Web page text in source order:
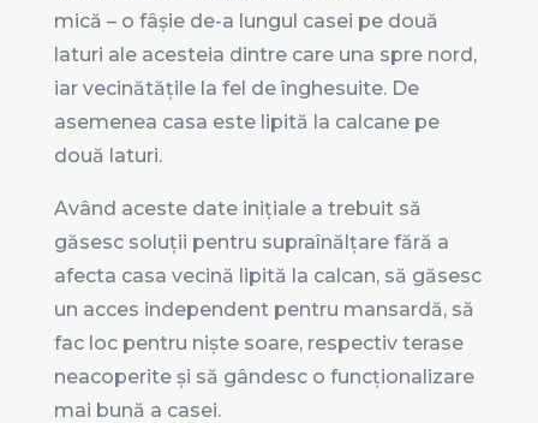
mică – o fâșie de-a lungul casei pe două
laturi ale acesteia dintre care una spre nord,
iar vecinătățile la fel de înghesuite. De
asemenea casa este lipită la calcane pe
două laturi.
Având aceste date inițiale a trebuit să
găsesc soluții pentru supraînălțare fără a
afecta casa vecină lipită la calcan, să găsesc
un acces independent pentru mansardă, să
fac loc pentru niște soare, respectiv terase
neacoperite și să gândesc o funcționalizare
mai bună a casei.